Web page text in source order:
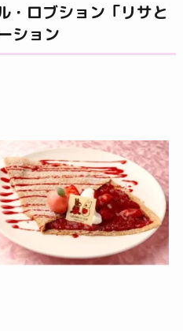
・ロブション「リサと
ション